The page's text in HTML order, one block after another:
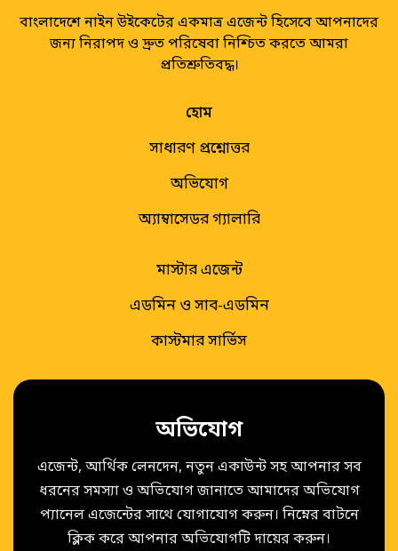
বাংলাদেশে নাইন উইকেটের একমাত্র এজেন্ট হিসেবে আপনাদের
জন্য নিরাপদ ও দ্রুত পরিষেবা নিশ্চিত করতে আমরা
প্রতিশ্রুতিবদ্ধ।
হোম
সাধারণ প্রশ্নোত্তর
অভিযোগ
অ্যাম্বাসেডর গ্যালারি
মাস্টার এজেন্ট
এডমিন ও সাব-এডমিন
কাস্টমার সার্ভিস
অভিযোগ
এজেন্ট, আর্থিক লেনদেন, নতুন একাউন্ট সহ আপনার সব
ধরনের সমস্যা ও অভিযোগ জানাতে আমাদের অভিযোগ
প্যানেল এজেন্টের সাথে যোগাযোগ করুন। নিম্নের বাটনে
ক্লিক করে আপনার অভিযোগটি দায়ের করুন।